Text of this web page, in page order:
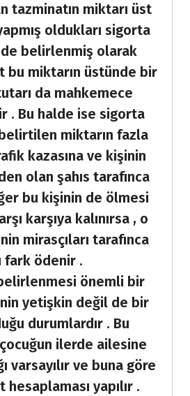
tazminatın miktarı üst
oldukları sigorta
belirlenmiş olarak
bu miktarın üstünde bir
da mahkemece
. Bu halde ise sigorta
miktarın fazla
kazasına ve kişinin
olan şahıs tarafınca
bu kişinin de ölmesi
karşıya kalınırsa , o
mirasçıları tarafınca
fark ödenir .
önemli bir
yetişkin değil de bir
durumlardır . Bu
ilerde ailesine
varsayılır ve buna göre
yapılır .